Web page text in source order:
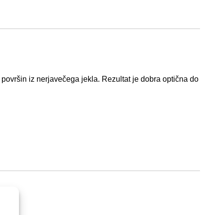
iz nerjavečega jekla. Rezultat je dobra optična do